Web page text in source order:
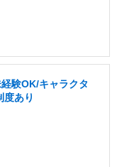
験OK/キャラクタ
度あり